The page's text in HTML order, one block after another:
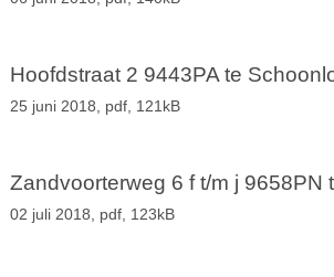
Hoofdstraat 2 9443PA te
25 juni 2018, pdf, 121kB
Zandvoorterweg 6 f t/m j 9658PN
02 juli 2018, pdf, 123kB